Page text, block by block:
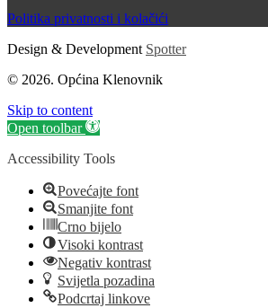
Politika privatnosti i kolačići
Design & Development Spotter
© 2026. Općina Klenovnik
Skip to content
Open toolbar
Accessibility Tools
Povećajte font
Smanjite font
Crno bijelo
Visoki kontrast
Negativ kontrast
Svijetla pozadina
Podcrtaj linkove